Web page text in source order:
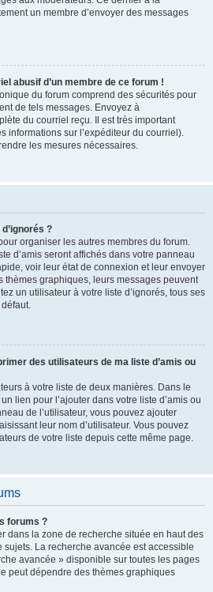
un membre d’envoyer des messages
abusif d’un membre de ce forum !
du forum comprend des sécurités pour
de tels messages. Envoyez à
du courriel reçu. Il est très important
informations sur l’expéditeur du courriel).
les mesures nécessaires.
?
organiser les autres membres du forum.
d’amis seront affichés dans votre panneau
voir leur état de connexion et leur envoyer
thèmes graphiques, leurs messages peuvent
un utilisateur à votre liste d’ignorés, tous ses
des utilisateurs de ma liste d’amis ou
à votre liste de deux manières. Dans le
lien pour l’ajouter dans votre liste d’amis ou
de l’utilisateur, vous pouvez ajouter
leur nom d’utilisateur. Vous pouvez
de votre liste depuis cette même page.
forums ?
dans la zone de recherche située en haut des
sujets. La recherche avancée est accessible
avancée » disponible sur toutes les pages
peut dépendre des thèmes graphiques